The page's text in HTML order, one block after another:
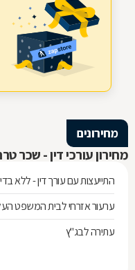
מחירונים
מחירון עורכי דין - שכר
התייעצות עם עורך דין - ללא
ערעור אזרחי לבית המשפט
עתירה לבג"ץ